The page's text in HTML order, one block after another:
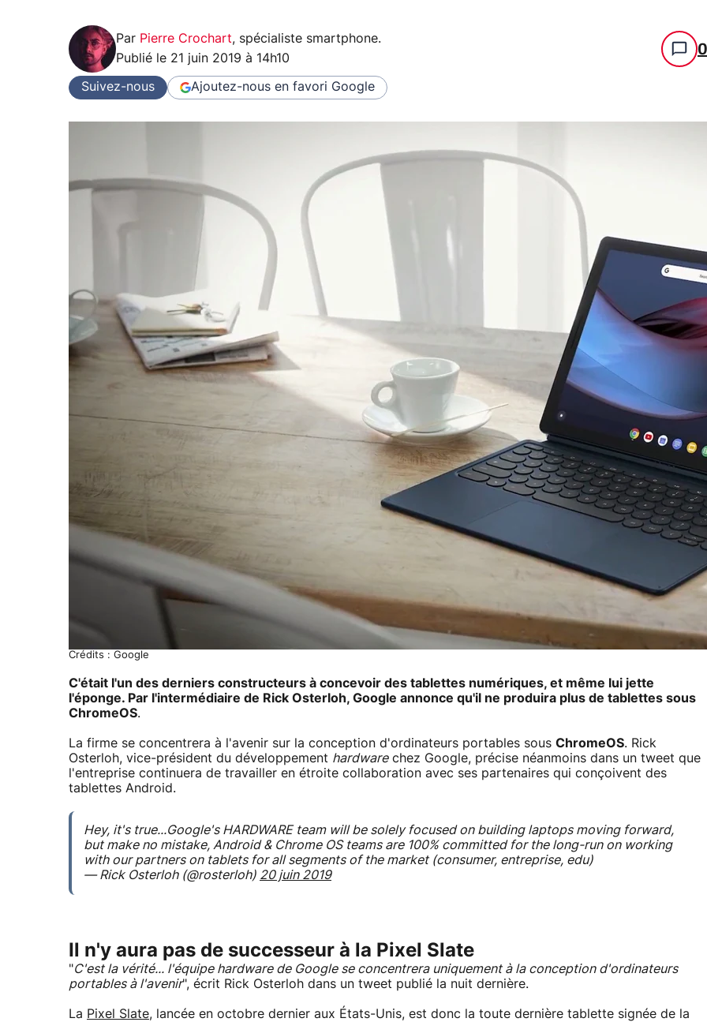
Par Pierre Crochart, spécialiste smartphone.
Publié le 21 juin 2019 à 14h10 0
Suivez-nous Ajoutez-nous en favori Google
Crédits : Google
C'était l'un des derniers constructeurs à concevoir des tablettes numériques, et même lui jette
l'éponge. Par l'intermédiaire de Rick Osterloh, Google annonce qu'il ne produira plus de tablettes sous
ChromeOS.
La firme se concentrera à l'avenir sur la conception d'ordinateurs portables sous ChromeOS. Rick
Osterloh, vice-président du développement hardwarechez Google, précise néanmoins dans un tweet que
l'entreprise continuera de travailler en étroite collaboration avec ses partenaires qui conçoivent des
tablettes Android.
Hey, it's true...Google's HARDWARE team will be solely focused on building laptops moving forward,
but make no mistake, Android & Chrome OS teams are 100% committed for the long-run on working
with our partners on tablets for all segments of the market (consumer, entreprise, edu)
— Rick Osterloh (@rosterloh) 20 juin 2019
Il n'y aura pas de successeur à la Pixel Slate
"C'est la vérité... l'équipe hardware de Google se concentrera uniquement à la conception d'ordinateurs
portables à l'avenir", écrit Rick Osterloh dans un tweet publié la nuit dernière.
La Pixel Slate, lancée en octobre dernier aux États-Unis, est donc la toute dernière tablette signée de la